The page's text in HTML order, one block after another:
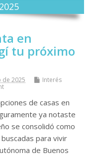
en
tu próximo
de 2025
Interés
de casas en
ya notaste
se consolidó como
para vivir
de Buenos